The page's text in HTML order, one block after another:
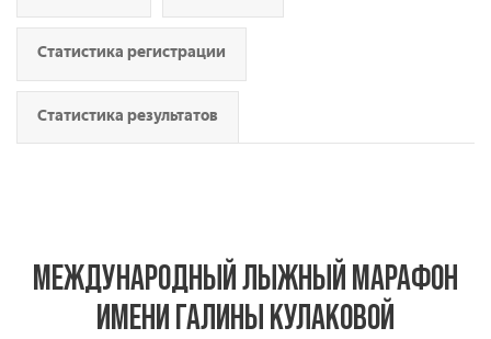
Статистика регистрации
Статистика результатов
МЕЖДУНАРОДНЫЙ ЛЫЖНЫЙ МАРАФОН
ИМЕНИ ГАЛИНЫ КУЛАКОВОЙ